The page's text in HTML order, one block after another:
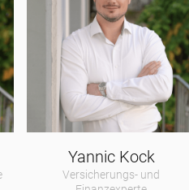
Yannic Kock
Versicherungs- und